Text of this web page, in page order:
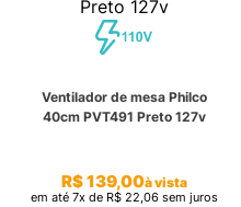
Ventilador de mesa Philco
40cm PVT491 Preto 127v
R$139,00à vista
em até 7x de R$ 22,06sem juros